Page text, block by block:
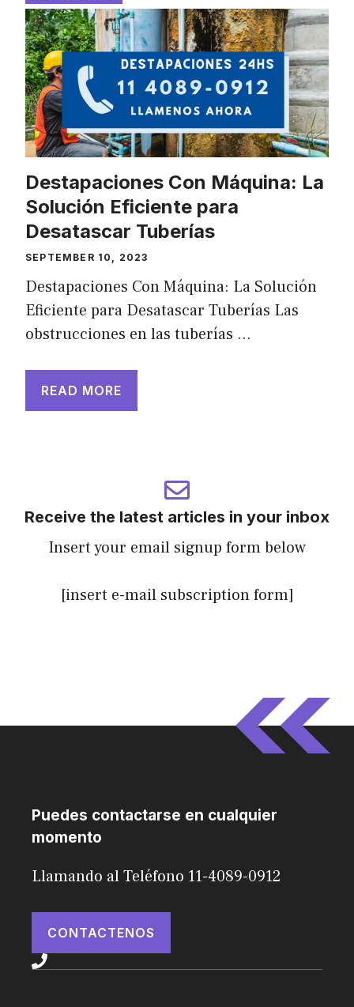
Destapaciones Con Máquina: La
Solución Eficiente para
Desatascar Tuberías
SEPTEMBER 10, 2023
Destapaciones Con Máquina: La Solución
Eficiente para Desatascar Tuberías Las
obstrucciones en las tuberías …
READ MORE
Receive the latest articles in your inbox
Insert your email signup form below
[insert e-mail subscription form]
Puedes contactarse en cualquier
momento
Llamando al Teléfono 11-4089-0912
CONTACTENOS